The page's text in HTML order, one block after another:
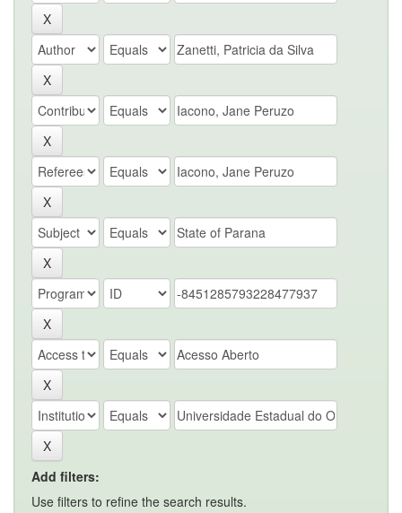
Add filters:
Use filters to refine the search results.